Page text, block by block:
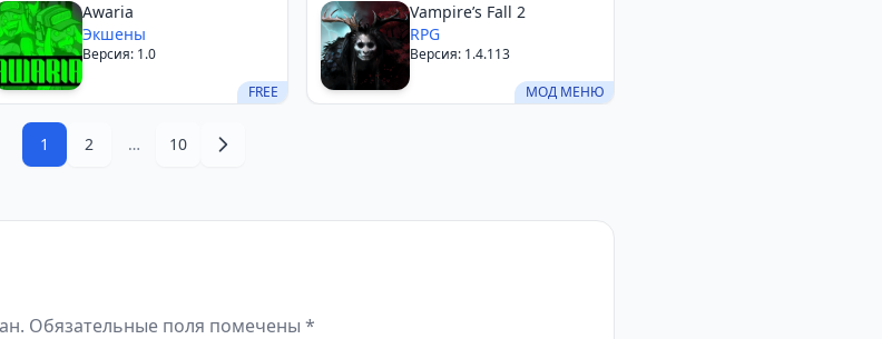
FREE
Awaria
Экшены
Версия: 1.0
МОД МЕНЮ
Vampire’s Fall 2
RPG
Версия: 1.4.113
1 2 … 10
Обязательные поля помечены *